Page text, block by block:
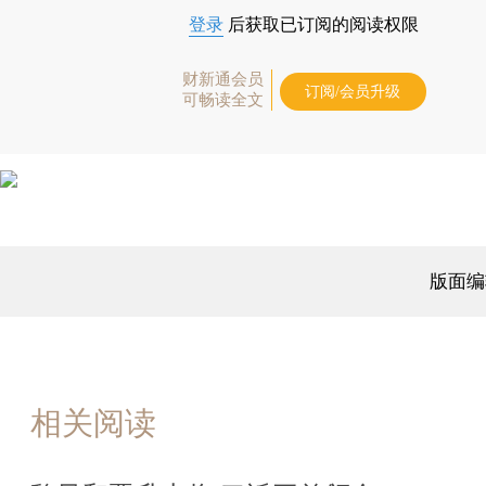
登录 后获取已订阅的阅读权限
财新通会员
可畅读全文
订阅/会员升级
版面
相关阅读